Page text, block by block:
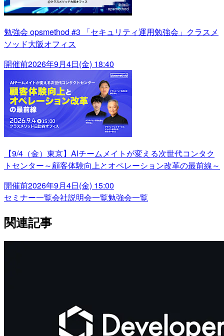
勉強会 opsmethod #3 「セキュリティ運用勉強会」クラスメ
ソッド大阪オフィス
開催前2026年9月4日(金) 18:40
【9/4（金）東京】AIチームメイトが変える次世代コンタク
トセンター～顧客体験向上とオペレーション改革の最前線～
開催前2026年9月4日(金) 15:00
セミナー一覧会社説明会一覧勉強会一覧
関連記事